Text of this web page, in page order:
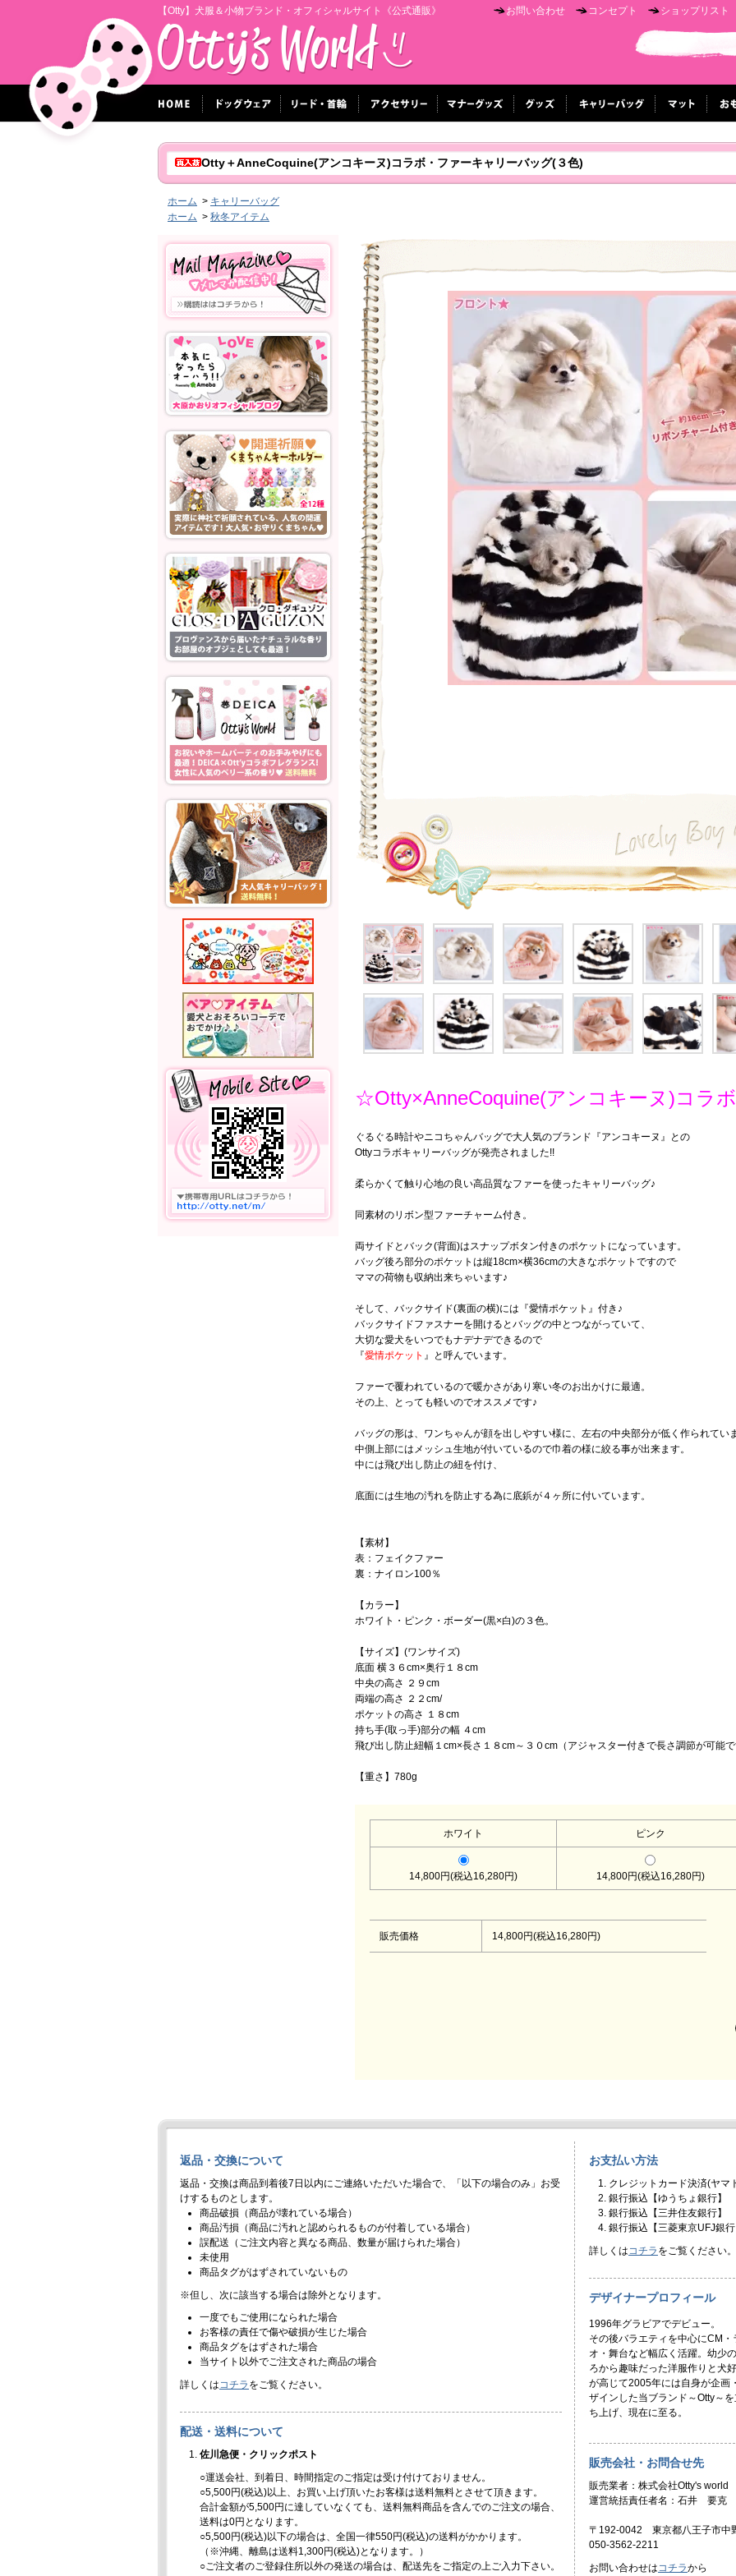
【Otty】犬服＆小物ブランド・オフィシャルサイト《公式通販》 ショップリスト
コンセプト
お問い合わせ
Otty＋AnneCoquine(アンコキーヌ)コラボ・ファーキャリーバッグ(３色)
ホーム > キャリーバッグ
ホーム > 秋冬アイテム
☆Otty×AnneCoquine(アンコキーヌ)コラ
ぐるぐる時計やニコちゃんバッグで大人気のブランド『アンコキーヌ』との
Ottyコラボキャリーバッグが発売されました!!
柔らかくて触り心地の良い高品質なファーを使ったキャリーバッグ♪
同素材のリボン型ファーチャーム付き。
両サイドとバック(背面)はスナップボタン付きのポケットになっています。
バッグ後ろ部分のポケットは縦18cm×横36cmの大きなポケットですので
ママの荷物も収納出来ちゃいます♪
そして、バックサイド(裏面の横)には『愛情ポケット』付き♪
バックサイドファスナーを開けるとバッグの中とつながっていて、
大切な愛犬をいつでもナデナデできるので
『愛情ポケット 』と呼んでいます。
ファーで覆われているので暖かさがあり寒い冬のお出かけに最適。
その上、とっても軽いのでオススメです♪
バッグの形は、ワンちゃんが顔を出しやすい様に、左右の中央部分が低く作られてい
中側上部にはメッシュ生地が付いているので巾着の様に絞る事が出来ます。
中には飛び出し防止の紐を付け、
底面には生地の汚れを防止する為に底鋲が４ヶ所に付いています。
【素材】
表：フェイクファー
裏：ナイロン100％
【カラー】
ホワイト・ピンク・ボーダー(黒×白)の３色。
【サイズ】(ワンサイズ)
底面 横３６cm×奥行１８cm
中央の高さ ２９cm
両端の高さ ２２cm/
ポケットの高さ １８cm
持ち手(取っ手)部分の幅 ４cm
飛び出し防止紐幅１cm×長さ１８cm～３０cm（アジャスター付きで長さ調節が可能
【重さ】780g
ホワイト ピンク
14,800円(税込16,280円) 14,800円(税込16,280円)
販売価格 14,800円(税込16,280円)
返品・交換について
返品・交換は商品到着後7日以内にご連絡いただいた場合で、「以下の場合のみ」お受
けするものとします。
商品破損（商品が壊れている場合）
商品汚損（商品に汚れと認められるものが付着している場合）
誤配送（ご注文内容と異なる商品、数量が届けられた場合）
未使用
商品タグがはずされていないもの
※但し、次に該当する場合は除外となります。
一度でもご使用になられた場合
お客様の責任で傷や破損が生じた場合
商品タグをはずされた場合
当サイト以外でご注文された商品の場合
詳しくは コチラ をご覧ください。
配送・送料について
佐川急便・クリックポスト
○運送会社、到着日、時間指定のご指定は受け付けておりません。
○5,500円(税込)以上、お買い上げ頂いたお客様は送料無料とさせて頂きます。
合計金額が5,500円に達していなくても、送料無料商品を含んでのご注文の場合、
送料は0円となります。
○5,500円(税込)以下の場合は、全国一律550円(税込)の送料がかかります。
（※沖縄、離島は送料1,300円(税込)となります。）
○ご注文者のご登録住所以外の発送の場合は、配送先をご指定の上ご入力下さい。
お支払い方法
クレジットカード決済(ヤマ
銀行振込【ゆうちょ銀行】
銀行振込【三井住友銀行】
銀行振込【三菱東京UFJ銀
詳しくは コチラ をご覧ください。
デザイナープロフィール
1996年グラビアでデビュー。
その後バラエティを中心にCM・
オ・舞台など幅広く活躍。幼少
ろから趣味だった洋服作りと犬
が高じて2005年には自身が企画
ザインした当ブランド～Otty～
ち上げ、現在に至る。
販売会社・お問合せ先
販売業者：株式会社Otty's world
運営統括責任者名：石井 要克
〒192-0042 東京都八王子市中
050-3562-2211
お問い合わせは コチラから